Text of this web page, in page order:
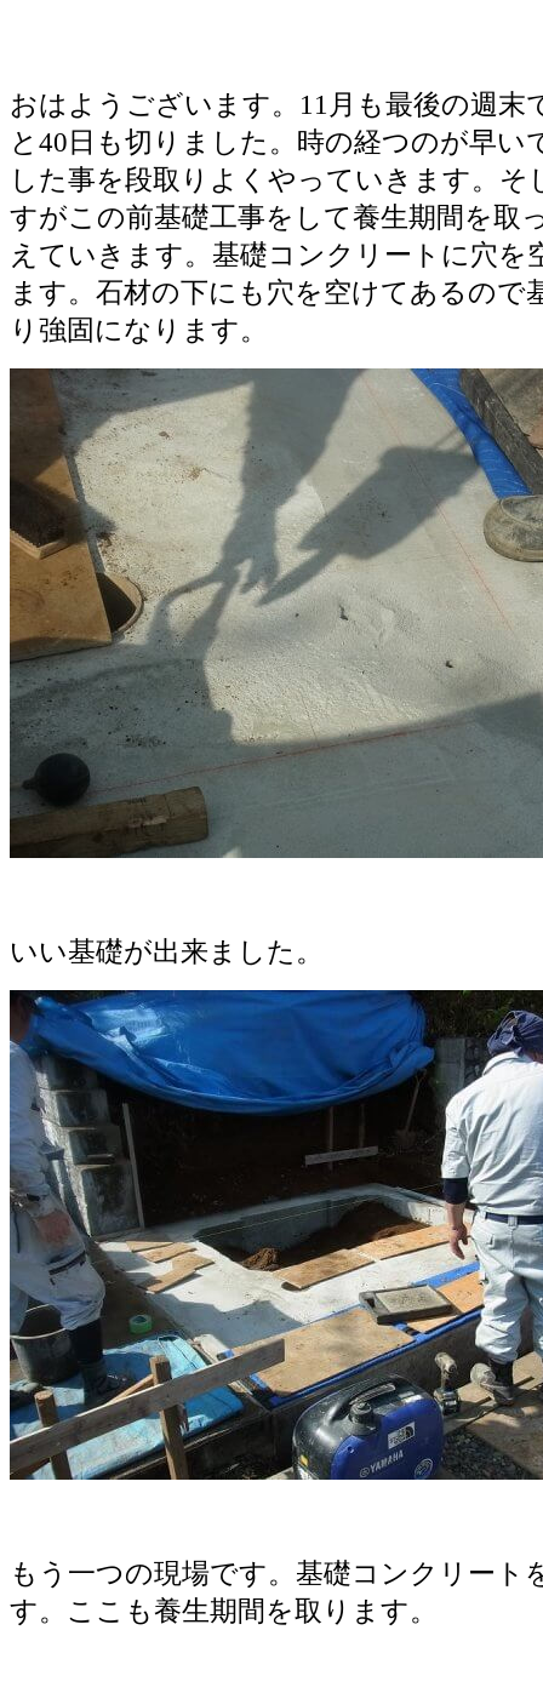
おはようございます。11月も最後の週末
と40日も切りました。時の経つのが早い
した事を段取りよくやっていきます。そ
すがこの前基礎工事をして養生期間を取
えていきます。基礎コンクリートに穴を
ます。石材の下にも穴を空けてあるので
り強固になります。
いい基礎が出来ました。
もう一つの現場です。基礎コンクリート
す。ここも養生期間を取ります。